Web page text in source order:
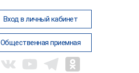
Вход в личный кабинет
Общественная приемная